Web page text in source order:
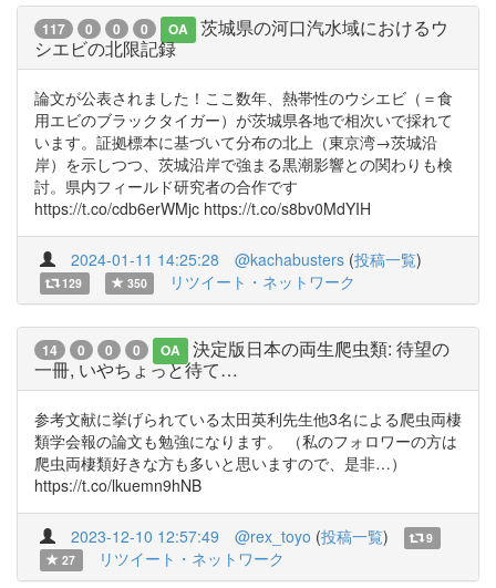
117 0 0 0 OA
茨城県の河口汽水域におけるウ
シエビの北限記録
論文が公表されました！ここ数年、熱帯性のウシエビ（＝食
用エビのブラックタイガー）が茨城県各地で相次いで採れて
います。証拠標本に基づいて分布の北上（東京湾→茨城沿
岸）を示しつつ、茨城沿岸で強まる黒潮影響との関わりも検
討。県内フィールド研究者の合作です
https://t.co/cdb6erWMjc https://t.co/s8bv0MdYIH
2024-01-11 14:25:28 @kachabusters (投稿一覧)
129 350 リツイート・ネットワーク
14 0 0 0 OA
決定版日本の両生爬虫類: 待望の
一冊, いやちょっと待て…
参考文献に挙げられている太田英利先生他3名による爬虫両棲
類学会報の論文も勉強になります。 （私のフォロワーの方は
爬虫両棲類好きな方も多いと思いますので、是非…）
https://t.co/lkuemn9hNB
2023-12-10 12:57:49 @rex_toyo (投稿一覧)
9
27
リツイート・ネットワーク